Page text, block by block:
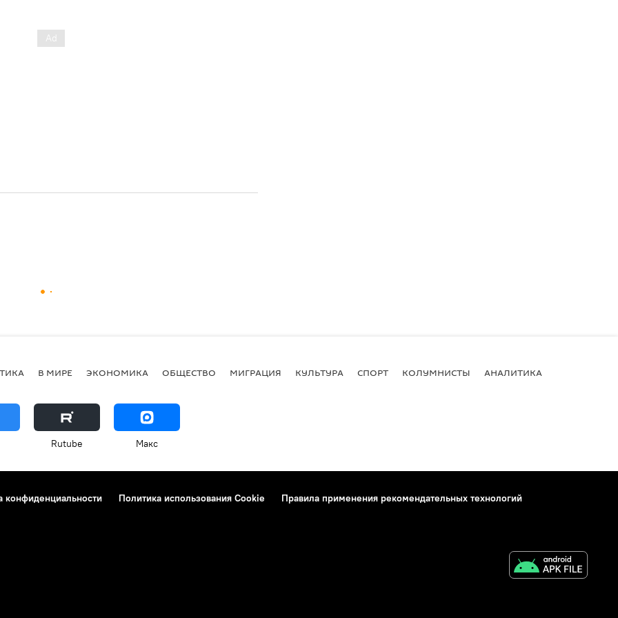
В МИРЕ ЭКОНОМИКА ОБЩЕСТВО МИГРАЦИЯ КУЛЬТУРА СПОРТ КОЛУМНИСТЫ АНАЛИТИКА
Rutube Макс
конфиденциальности Политика использования Cookie
Правила применения рекомендательных технологий